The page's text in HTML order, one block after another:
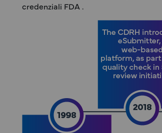
credenziali FDA .